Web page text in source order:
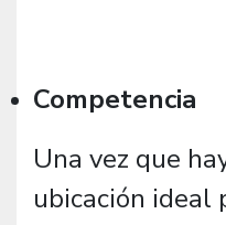
Competencia
Una vez que
ubicación ideal